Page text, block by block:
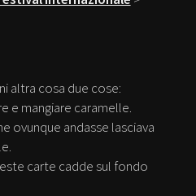
altra cosa due cose:
e mangiare caramelle.
ovunque andasse lasciava
carte cadde sul fondo